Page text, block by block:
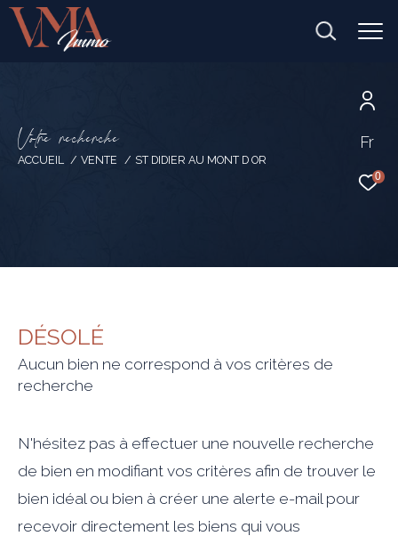
Fr
0
Votre recherche
ACCUEIL VENTE ST DIDIER AU MONT D OR
DÉSOLÉ
Aucun bien ne correspond à vos critères de
recherche
N'hésitez pas à effectuer une nouvelle recherche
de bien en modifiant vos critères afin de trouver le
bien idéal ou bien à créer une alerte e-mail pour
recevoir directement les biens qui vous